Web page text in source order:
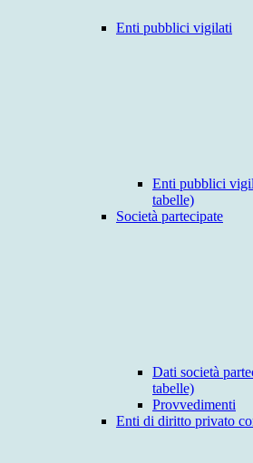
Enti pubblici vigilati
Enti pubblici
tabelle)
Società partecipate
Dati società
tabelle)
Provvedimenti
Enti di diritto privato